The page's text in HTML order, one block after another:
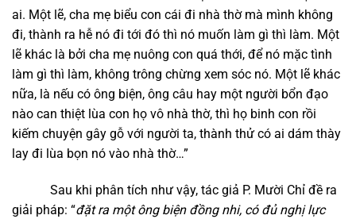
ai. Một lẽ, cha mẹ biểu con cái đi nhà thờ mà mình không
đi, thành ra hễ nó đi tới đó thì nó muốn làm gì thì làm. Một
lẽ khác là bởi cha mẹ nuông con quá thới, để nó mặc tình
làm gì thì làm, không trông chừng xem sóc nó. Một lẽ khác
nữa, là nếu có ông biện, ông câu hay một người bổn đạo
nào can thiệt lùa con họ vô nhà thờ, thì họ binh con rồi
kiếm chuyện gây gỗ với người ta, thành thử có ai dám thày
lay đi lùa bọn nó vào nhà thờ…”
Sau khi phân tích như vậy, tác giả P. Mười Chỉ đề ra
giải pháp: “đặt ra một ông biện đồng nhi, có đủ nghị lực